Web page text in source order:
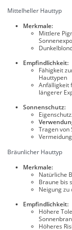
Mittelheller Hauttyp
Merkmale:
Mittlere
Empfindlichkeit:
Fähigkeit
Hauttypen
Anfälligkeit
längerer
Sonnenschutz:
Tragen von
Bräunlicher Hauttyp
Merkmale:
Natürliche
Braune bis
Neigung
Empfindlichkeit:
Höhere
Höheres